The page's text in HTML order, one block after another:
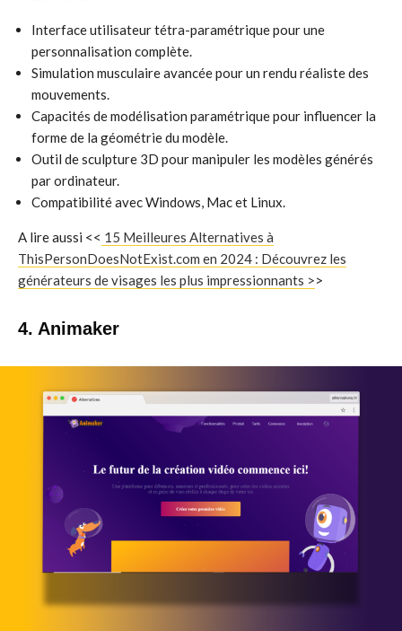
Interface utilisateur tétra-paramétrique pour une
personnalisation complète.
Simulation musculaire avancée pour un rendu réaliste des
mouvements.
Capacités de modélisation paramétrique pour influencer la
forme de la géométrie du modèle.
Outil de sculpture 3D pour manipuler les modèles générés
par ordinateur.
Compatibilité avec Windows, Mac et Linux.
A lire aussi << 15 Meilleures Alternatives à
ThisPersonDoesNotExist.com en 2024 : Découvrez les
générateurs de visages les plus impressionnants >>
4. Animaker